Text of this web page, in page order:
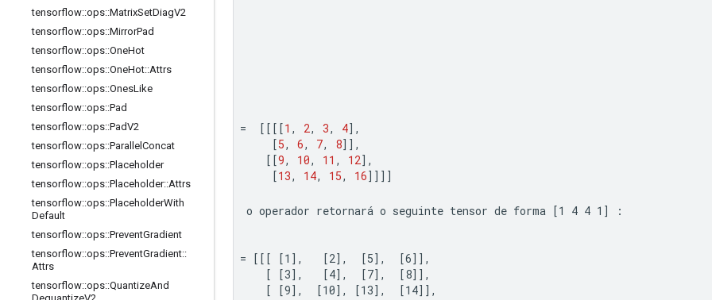
tensorflow::ops::MatrixSetDiagV2
tensorflow::ops::MirrorPad
tensorflow::ops::OneHot
tensorflow::ops::OneHot::Attrs
tensorflow::ops::OnesLike
tensorflow::ops::Pad
tensorflow::ops::PadV2
tensorflow::ops::Parallel Concat
tensorflow::ops::Placeholder
tensorflow::ops::Placeholder::Attrs
tensorflow::ops::PlaceholderWith
Default
tensorflow::ops::PreventGradient
tensorflow::ops::PreventGradient::
Attrs
tensorflow::ops::QuantizeAnd
= [[[[1 , 2, 3, 4],
[5, 6, 7, 8]],
[[9, 10, 11 , 12],
[13, 14, 15, 16]]]]
o operador retornará o seguinte tensor de forma [1 4 4 1] :
x = [[[ [1],   [2],  [5],  [6]],
      [ [3],   [4],  [7],  [8]],
      [ [9],  [10], [13],  [14]],